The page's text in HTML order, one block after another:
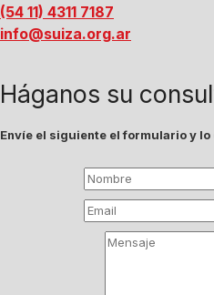
(54 11) 4311 7187
info@suiza.org.ar
Háganos su
Envíe el siguiente el formulario y